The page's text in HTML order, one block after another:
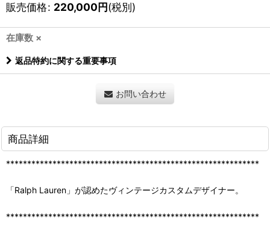
販売価格: 220,000円(税別)
在庫数 ×
返品特約に関する重要事項
お問い合わせ
商品詳細
************************************************************
「Ralph Lauren」が認めたヴィンテージカスタムデザイナー。
************************************************************